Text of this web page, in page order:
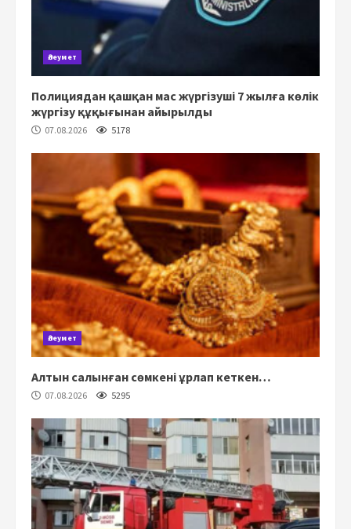
Әлеумет
Полициядан қашқан мас жүргізуші 7 жылға көлік
жүргізу құқығынан айырылды
07.08.2026 5178
Әлеумет
Алтын салынған сөмкені ұрлап кеткен…
07.08.2026 5295